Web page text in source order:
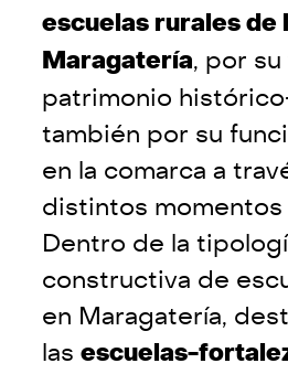
escuelas rurales de
Maragatería, por
patrimonio
también por su
en la comarca a
distintos momentos
Dentro de la
constructiva de
en Maragatería,
lasescuelas-